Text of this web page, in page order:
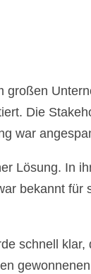
großen
Die
war
Lösung. In
bekannt
schnell